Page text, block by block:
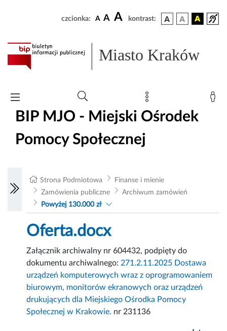
czcionka: A A A kontrast:
Miasto Kraków
BIP MJO - Miejski Ośrodek
Pomocy Społecznej
Strona Podmiotowa
Finanse i mienie
Zamówienia publiczne
Archiwum zamówień
Powyżej 130.000 zł
Oferta.docx
Załącznik archiwalny nr 604432, podpięty do
dokumentu archiwalnego: 271.2.11.2025 Dostawa
urządzeń komputerowych wraz z oprogramowaniem
biurowym, monitorów ekranowych oraz urządzeń
drukujących dla Miejskiego Ośrodka Pomocy
Społecznej w Krakowie. nr 231136